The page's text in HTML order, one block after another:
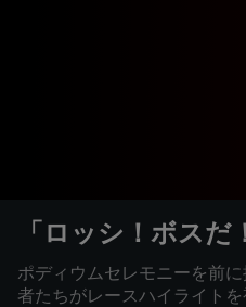
「ロッシ！ボスだ
ポディウムセレモニーを前
者たちがレースハイライトを